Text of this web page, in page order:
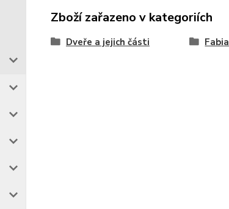
Zboží zařazeno v kategoriích
Dveře a jejich části Fabia